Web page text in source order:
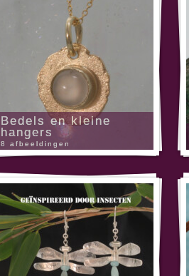
Bedels en kleine
hangers
8 afbeeldingen